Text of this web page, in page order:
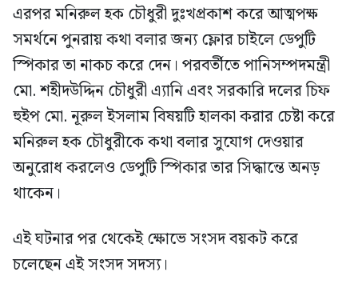
এরপর মনিরুল হক চৌধুরী দুঃখপ্রকাশ করে আত্মপক্ষ
সমর্থনে পুনরায় কথা বলার জন্য ফ্লোর চাইলে ডেপুটি
স্পিকার তা নাকচ করে দেন। পরবর্তীতে পানিসম্পদমন্ত্রী
মো. শহীদউদ্দিন চৌধুরী এ্যানি এবং সরকারি দলের চিফ
হুইপ মো. নূরুল ইসলাম বিষয়টি হালকা করার চেষ্টা করে
মনিরুল হক চৌধুরীকে কথা বলার সুযোগ দেওয়ার
অনুরোধ করলেও ডেপুটি স্পিকার তার সিদ্ধান্তে অনড়
থাকেন।
এই ঘটনার পর থেকেই ক্ষোভে সংসদ বয়কট করে
চলেছেন এই সংসদ সদস্য।